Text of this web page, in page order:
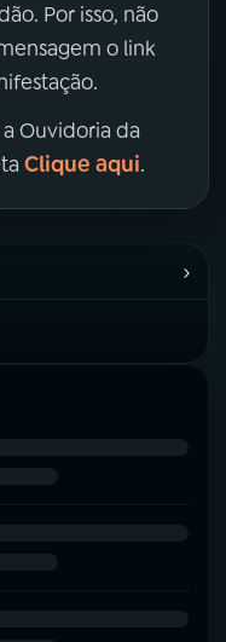
Por isso, não
o link
Ouvidoria da
Clique aqui.
›